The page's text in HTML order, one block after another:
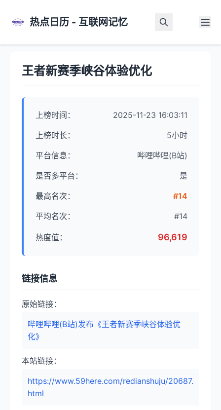
热点日历 - 互联网记忆
王者新赛季峡谷体验优化
上榜时间： 2025-11-23 16:03:11
上榜时长： 5小时
平台信息： 哔哩哔哩(B站)
是否多平台： 是
最高名次： #14
平均名次： #14
热度值： 96,619
链接信息
原始链接：
哔哩哔哩(B站)发布《王者新赛季峡谷体验优
化》
本站链接：
https://www.59here.com/redianshuju/20687.
html